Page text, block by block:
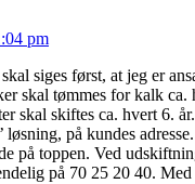
pm
siges først, at jeg er
skal tømmes for kalk
skal skiftes ca. hvert 6.
løsning, på kundes
på toppen. Ved
på 70 25 20 40.